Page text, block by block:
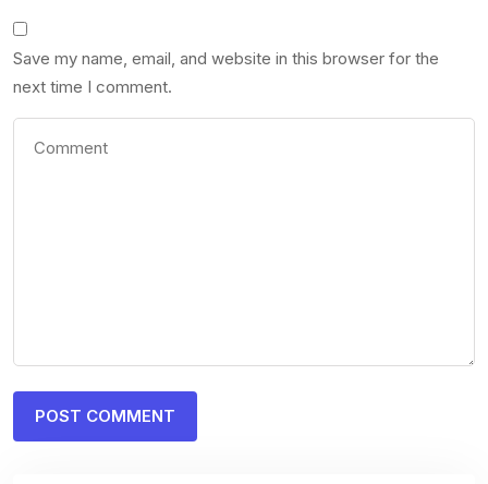
Save my name, email, and website in this browser for the
next time I comment.